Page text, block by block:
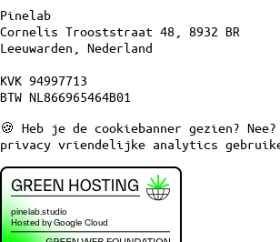
Pinelab
Cornelis Trooststraat 48, 8932 BR
Leeuwarden, Nederland
KVK 94997713
BTW NL866965464B01
🍪 Heb je de cookiebanner gezien?
privacy vriendelijke analytics